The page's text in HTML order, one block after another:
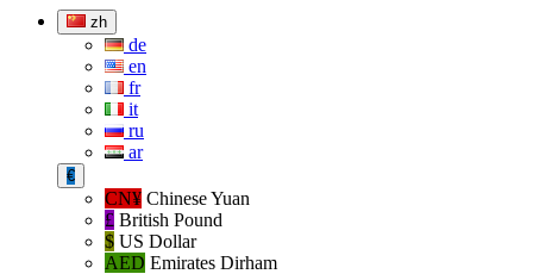
zh
de
en
fr
it
ru
ar
€
CN¥ Chinese Yuan
£ British Pound
$ US Dollar
AED Emirates Dirham